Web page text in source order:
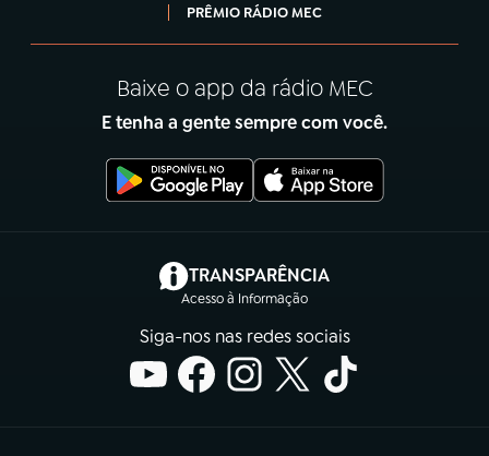
PRÊMIO RÁDIO MEC
Baixe o app da rádio MEC
E tenha a gente sempre com você.
TRANSPARÊNCIA
Acesso à Informação
(abre em nova aba)
Siga-nos nas redes sociais